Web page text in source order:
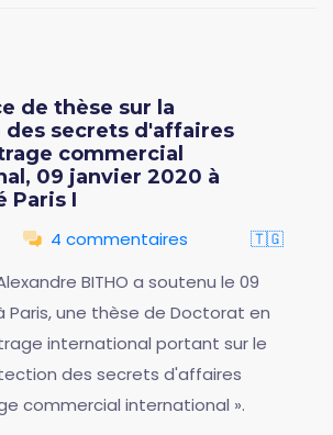
de thèse sur la
secrets d'affaires
commercial
09 janvier 2020 à
Paris I
4 commentaires
🇹🇬
BITHO a soutenu le 09
Paris, une thèse de Doctorat en
international portant sur le
des secrets d'affaires
commercial international ».